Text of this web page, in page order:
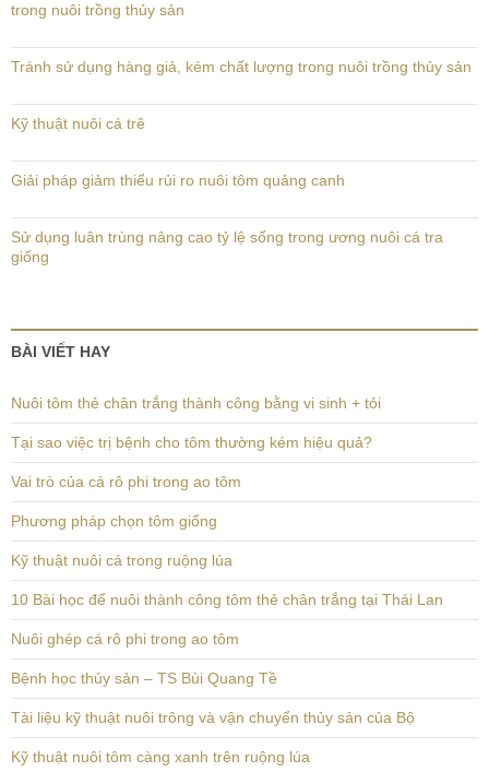
trong nuôi trồng thủy sản
Tránh sử dụng hàng giả, kém chất lượng trong nuôi trồng thủy sản
Kỹ thuật nuôi cá trê
Giải pháp giảm thiểu rủi ro nuôi tôm quảng canh
Sử dụng luân trùng nâng cao tỷ lệ sống trong ương nuôi cá tra
giống
BÀI VIẾT HAY
Nuôi tôm thẻ chân trắng thành công bằng vi sinh + tỏi
Tại sao việc trị bệnh cho tôm thường kém hiệu quả?
Vai trò của cá rô phi trong ao tôm
Phương pháp chọn tôm giống
Kỹ thuật nuôi cá trong ruộng lúa
10 Bài học để nuôi thành công tôm thẻ chân trắng tại Thái Lan
Nuôi ghép cá rô phi trong ao tôm
Bệnh học thủy sản – TS Bùi Quang Tề
Tài liệu kỹ thuật nuôi trông và vận chuyển thủy sản của Bộ
Kỹ thuật nuôi tôm càng xanh trên ruộng lúa